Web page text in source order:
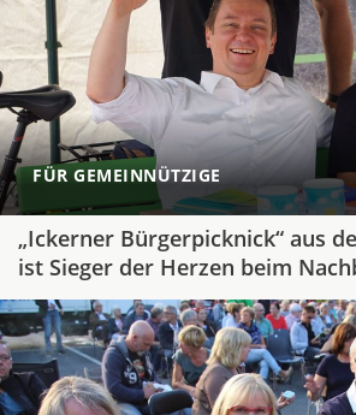
FÜR GEMEINNÜTZIGE
„Ickerner Bürgerpicknick“ aus
ist Sieger der Herzen beim